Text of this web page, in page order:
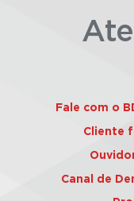
Fale com o
Cliente
Canal de